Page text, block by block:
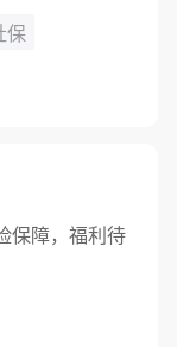
保
保障，福利待